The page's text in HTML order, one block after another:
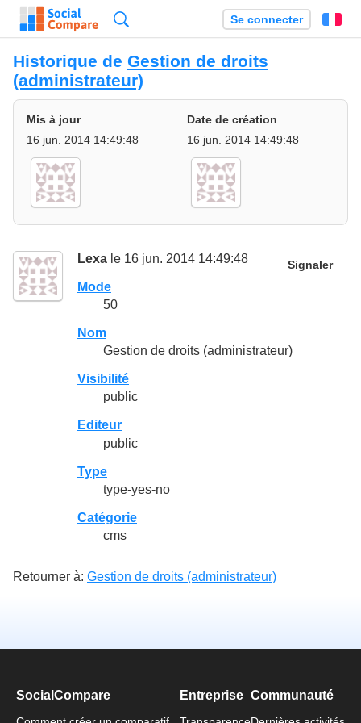
Se connecter
Historique de Gestion de droits
(administrateur)
Mis à jour
16 jun. 2014 14:49:48
Date de création
16 jun. 2014 14:49:48
Lexa le 16 jun. 2014 14:49:48 Signaler
Mode
50
Nom
Gestion de droits (administrateur)
Visibilité
public
Editeur
public
Type
type-yes-no
Catégorie
cms
Retourner à: Gestion de droits (administrateur)
SocialCompare Entreprise Communauté